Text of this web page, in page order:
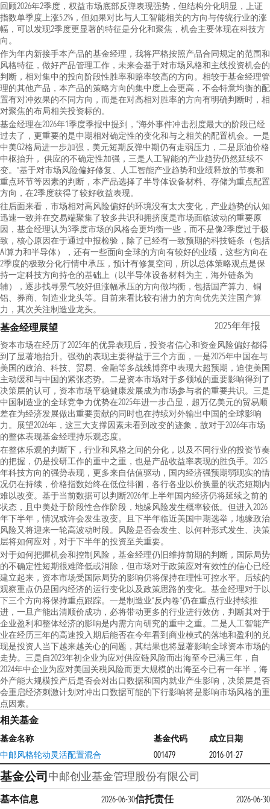
回顾2026年2季度，权益市场底部反弹表现强势，但结构分化明显，上证
指数单季度上涨5.2%，但如果对比与人工智能相关的方向与传统行业的涨
幅，可以发现2季度更显著的特征是分化和聚焦，机会主要体现在科技方
向。
作为年内新接手本产品的基金经理，我将严格按照产品合同规定的范围和
风格特征，做好产品管理工作，未来会基于对市场风格和主线投资机会的
判断，相对集中的投向阶段性胜率和赔率较高的方向。相较于基金经理管
理的其他产品，本产品的策略方向的集中度上会更高，不会特意均衡的配
置有对冲效果的不同方向，而是在对高相对胜率的方向有明确判断时，相
对聚焦的布局相关投资标的。
基金经理在2026年1季度季报中提到，“海外事件冲击烈度最大的阶段已经
过去了，更重要的是中期相对确定性的变化和与之相关的配置机会。一是
中美G2格局进一步加强，美元短期反弹中期仍有走弱压力，二是原油价格
中枢抬升， 供应的不确定性加强，三是人工智能的产业趋势仍然延续不
变。”基于对市场风险偏好修复、人工智能产业趋势和业绩释放的节奏和
重点环节等因素的判断，本产品选择了半导体设备材料、存储为重点配置
方向，在2季度获得了较好收益表现。
往后面来看，市场相对高风险偏好的环境没有太大变化，产业趋势的认知
迅速一致并在交易端聚集了较多共识和拥挤度是市场面临波动的重要原
因，基金经理认为3季度市场的风格会更均衡一些，而不是像2季度过于极
致，核心原因在于通过中报检验，除了已经有一致预期的科技链条（包括
AI算力和半导体），还有一些面向全球的方向有较好的业绩，这些方向在
2季度的极致分化行情中承压，预计有修复空间，所以总体策略观点是保
持一定科技方向持仓的基础上（以半导体设备材料为主，海外链条为
辅），逐步找寻景气较好但涨幅承压的方向做均衡，包括国产算力、铜
铝、券商、制造业龙头等。目前来看比较有潜力的方向优先关注国产算
力，其次关注制造业龙头。
基金经理展望 2025年年报
资本市场在经历了2025年的优异表现后，投资者信心和资金风险偏好都得
到了显著地抬升。强劲的表现主要得益于三个方面，一是2025年中国在与
美国的政治、科技、贸易、金融等多战线博弈中表现大超预期，迫使美国
主动缓和与中国的紧张态势。二是资本市场对于多领域的重要影响得到了
决策层的认可，资本市场平稳健康发展成为市场参与者的重要共识。三是
中国制造业的全球竞争力优势在2025年进一步凸显，超万亿美元的贸易顺
差在为经济发展做出重要贡献的同时也在持续对外输出中国的全球影响
力。展望2026年，这三大支撑因素未看到改变的迹象，故对于2026年市场
的整体表现基金经理持乐观态度。
在整体乐观的判断下，行业和风格之间的分化，以及不同行业的投资节奏
的把握，仍是投研工作的重中之重，也是产品收益率表现的胜负手。2025
年科技方向的强势表现，更多来自估值驱动，国内经济强预期弱现实的情
况仍在持续，价格指数始终在低位徘徊，各行各业以价换量的状态短期内
难以改变。基于当前数据可以判断2026年上半年国内经济仍将延续之前的
状态，且中美处于阶段性合作阶段，地缘风险发生概率较低。但进入2026
年下半年，情况或许会发生改变。且下半年临近美国中期选举，地缘政治
风险又将迎来一轮高波动时段。风险是否会发生、以何种形式发生、决策
层将如何应对，对于下半年的投资至关重要。
对于如何把握机会和控制风险，基金经理仍旧维持前期的判断，国际局势
的不确定性短期很难降低或消除，但市场对于政策应对有效性的信心已经
建立起来，资本市场受国际局势的影响仍将保持在理性可控水平。后续的
观察重点仍是国内经济的运行变化以及政策思路的变化。基金经理对于以
下三个方向将保持重点跟踪。一是制造业“反内卷”仍在重点行业持续推
进，一旦产能出清顺价成功，必将带动更多的行业进行效仿，判断其对于
企业盈利和整体经济的影响是内需方向研究的重中之重。二是人工智能产
业在经历三年的高速投入期后能否在今年看到商业模式的落地和盈利的兑
现是投资人当下越来越关心的问题，其结果也将显著影响全球资本市场的
走势。三是自2023年初企业为应对供应链风险而出海至今已满三年，自
2024年中企业为应对美国关税风险而更大规模的出海至今已有一年半，海
外产能大规模投产后是否会对出口数据和国内就业产生影响，决策层是否
会重启经济刺激计划对冲出口数据可能的下行影响将是影响市场风格的重
点因素。
相关基金
基金名称 基金代码
成立日期
中邮风格轮动灵活配置混合
001479 2016-01-27
基金公司中邮创业基金管理股份有限公司
基本信息 2026-06-30信托责任 2026-06-30